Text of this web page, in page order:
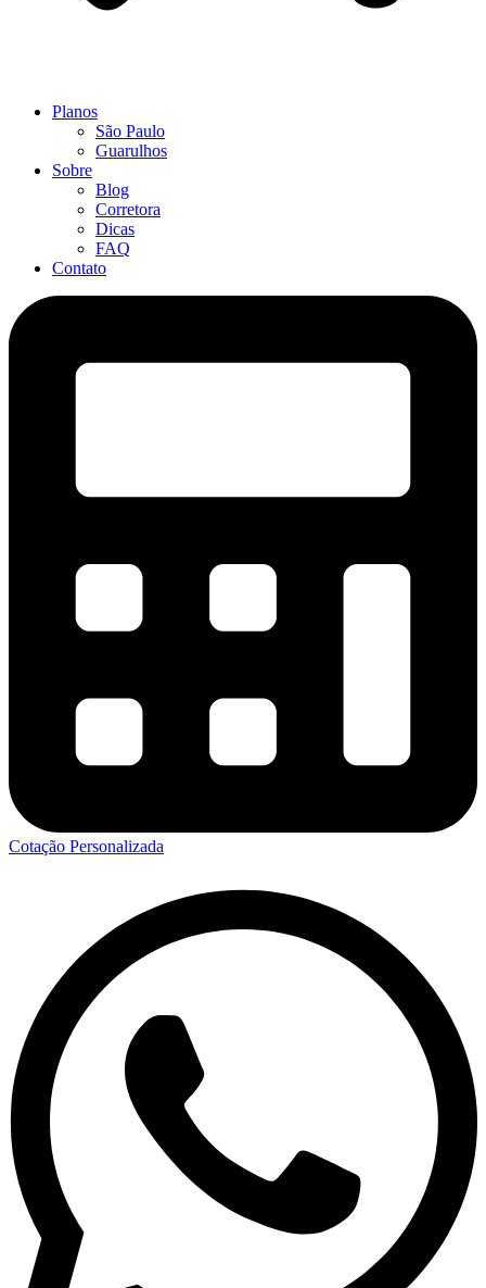
Planos
São Paulo
Guarulhos
Sobre
Blog
Corretora
Dicas
FAQ
Contato
Cotação Personalizada